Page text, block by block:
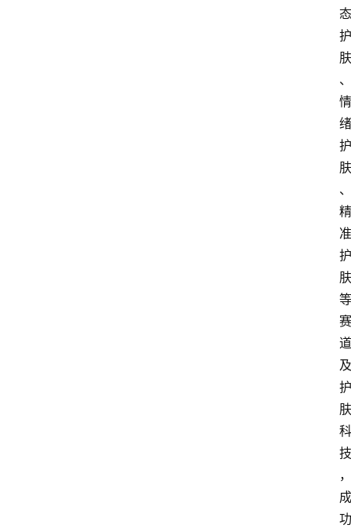
态
护
肤
、
情
绪
护
肤
、
精
准
护
肤
等
赛
道
及
护
肤
科
技
，
成
功